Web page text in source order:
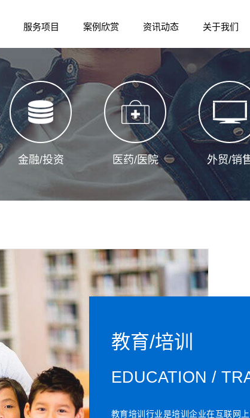
服务项目
案例欣赏
资讯动态
关于我们
金融/投资 医药/医院 外贸/销
教育/培训
EDUCATION /
教育培训行业是培训企业在互联网